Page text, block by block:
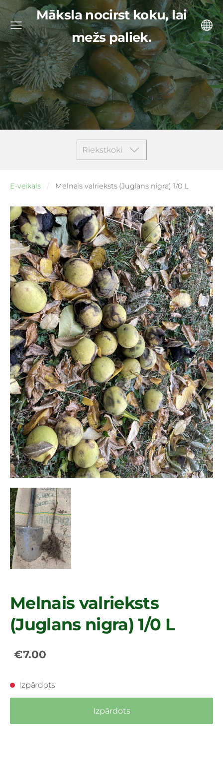
Māksla nocirst koku, lai
mežs paliek.
Riekstkoki
E-veikals Melnais valrieksts (Juglans nigra) 1/0 L
Melnais valrieksts
(Juglans nigra) 1/0 L
€7.00
Izpārdots
Izpārdots